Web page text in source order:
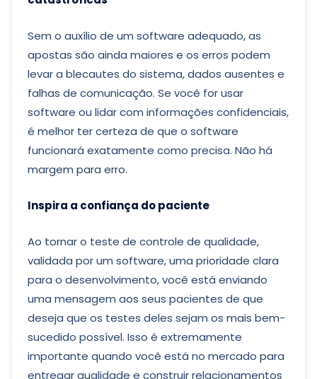
Sem o auxílio de um software adequado, as
apostas são ainda maiores e os erros podem
levar a blecautes do sistema, dados ausentes e
falhas de comunicação. Se você for usar
software ou lidar com informações confidenciais,
é melhor ter certeza de que o software
funcionará exatamente como precisa. Não há
margem para erro.
Inspira a confiança do paciente
Ao tornar o teste de controle de qualidade,
validada por um software, uma prioridade clara
para o desenvolvimento, você está enviando
uma mensagem aos seus pacientes de que
deseja que os testes deles sejam os mais bem-
sucedido possível. Isso é extremamente
importante quando você está no mercado para
entregar qualidade e construir relacionamentos